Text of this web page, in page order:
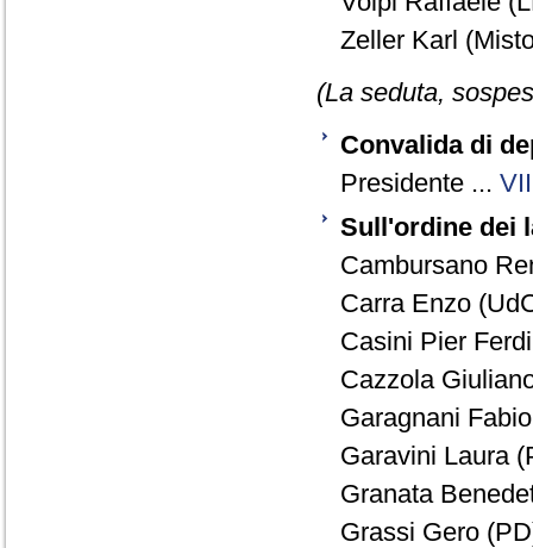
Zeller Karl
(La seduta,
Convalida di
Presidente ...
Sull'ordine dei
Cambursano
Carra Enzo
Casini Pier
Cazzola
Garagnani
Garavini Laura
Granata
Grassi Gero